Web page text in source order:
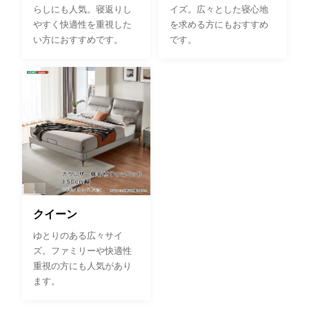
らしにも人気。寝返りし
やすく快適性を重視した
い方におすすめです。
イズ。広々とした寝心地
を求める方にもおすすめ
です。
クイーン
ゆとりのある広々サイ
ズ。ファミリーや快適性
重視の方にも人気があり
ます。